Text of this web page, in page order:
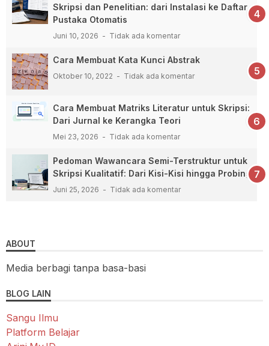
Skripsi dan Penelitian: dari Instalasi ke Daftar
Pustaka Otomatis
Juni 10, 2026 Tidak ada komentar
Cara Membuat Kata Kunci Abstrak
Oktober 10, 2022 Tidak ada komentar
Cara Membuat Matriks Literatur untuk Skripsi:
Dari Jurnal ke Kerangka Teori
Mei 23, 2026 Tidak ada komentar
Pedoman Wawancara Semi-Terstruktur untuk
Skripsi Kualitatif: Dari Kisi-Kisi hingga Probing
Juni 25, 2026 Tidak ada komentar
ABOUT
Media berbagi tanpa basa-basi
BLOG LAIN
Sangu Ilmu
Platform Belajar